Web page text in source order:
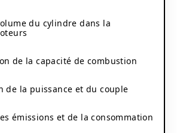
du cylindre dans la
de la capacité de combustion
de la puissance et du couple
émissions et de la consommation